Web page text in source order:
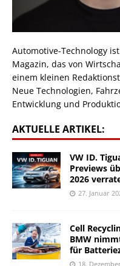
Automotive-Technology
Magazin, das von
einem kleinen
Neue Technologien,
Entwicklung und
AKTUELLE ARTIKEL:
VW ID.
Previews
2026
27. Januar
Cell
BMW
für
18.